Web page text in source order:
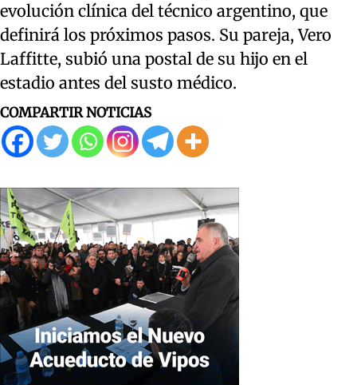
evolución clínica del técnico argentino, que
definirá los próximos pasos. Su pareja, Vero
Laffitte, subió una postal de su hijo en el
estadio antes del susto médico.
COMPARTIR NOTICIAS